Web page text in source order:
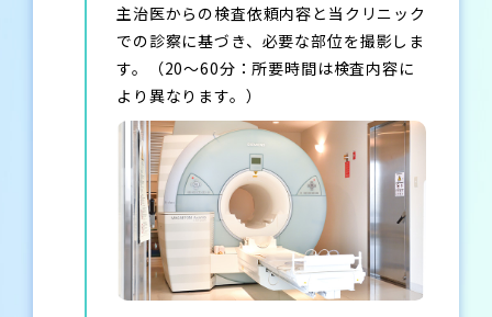
主治医からの検査依頼内容と当クリニック
での診察に基づき、必要な部位を撮影しま
す。（20～60分：所要時間は検査内容に
より異なります。）